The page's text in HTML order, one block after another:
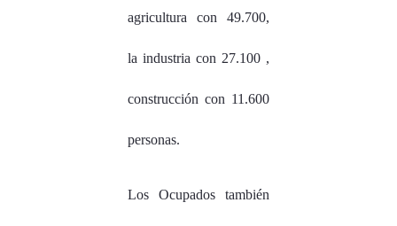
agricultura con 49.700,
la industria con 27.100 ,
construcción con 11.600
personas.
Los Ocupados también